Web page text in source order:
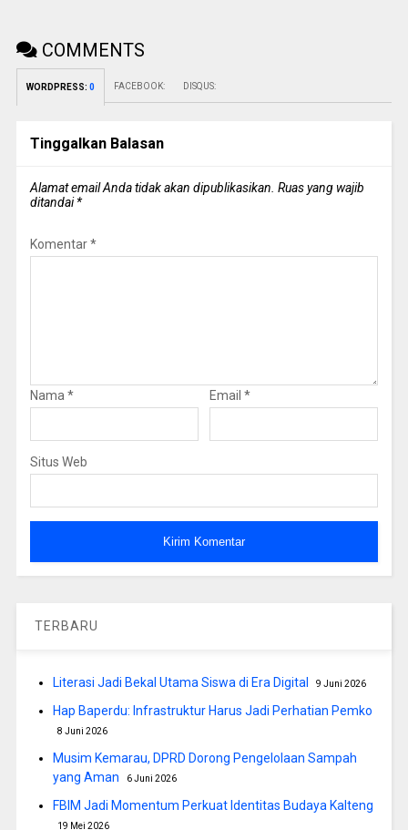
COMMENTS
WORDPRESS: 0 FACEBOOK: DISQUS:
Tinggalkan Balasan
Alamat email Anda tidak akan dipublikasikan. Ruas yang wajib
ditandai*
Komentar*
Nama * Email *
Situs Web
TERBARU
Literasi Jadi Bekal Utama Siswa di Era Digital 9 Juni 2026
Hap Baperdu: Infrastruktur Harus Jadi Perhatian Pemko
8 Juni 2026
Musim Kemarau, DPRD Dorong Pengelolaan Sampah
yang Aman
6 Juni 2026
FBIM Jadi Momentum Perkuat Identitas Budaya Kalteng
19 Mei 2026